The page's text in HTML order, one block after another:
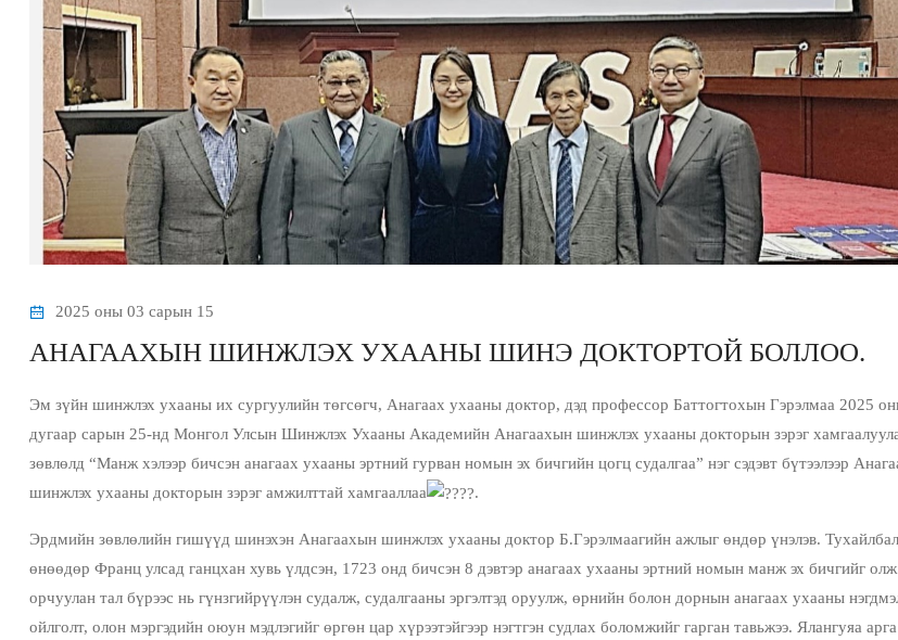
2025 оны 03 сарын 15
АНАГААХЫН ШИНЖЛЭХ УХААНЫ ШИНЭ ДОКТОРТОЙ БОЛЛОО.
Эм зүйн шинжлэх ухааны их сургуулийн төгсөгч, Анагаах ухааны доктор, дэд профессор Баттогтохын Гэрэлмаа 2025
дугаар сарын 25-нд Монгол Улсын Шинжлэх Ухааны Академийн Анагаахын шинжлэх ухааны докторын зэрэг
зөвлөлд “Манж хэлээр бичсэн анагаах ухааны эртний гурван номын эх бичгийн цогц судалгаа” нэг сэдэвт бүтээлээр
шинжлэх ухааны докторын зэрэг амжилттай хамгааллаа
.
Эрдмийн зөвлөлийн гишүүд шинэхэн Анагаахын шинжлэх ухааны доктор Б.Гэрэлмаагийн ажлыг өндөр үнэлэв.
өнөөдөр Франц улсад ганцхан хувь үлдсэн, 1723 онд бичсэн 8 дэвтэр анагаах ухааны эртний номын манж эх бичгийг олж
орчуулан тал бүрээс нь гүнзгийрүүлэн судалж, судалгааны эргэлтэд оруулж, өрнийн болон дорнын анагаах ухааны
ойлголт, олон мэргэдийн оюун мэдлэгийг өргөн цар хүрээтэйгээр нэгтгэн судлах боломжийг гарган тавьжээ. Ялангуяа